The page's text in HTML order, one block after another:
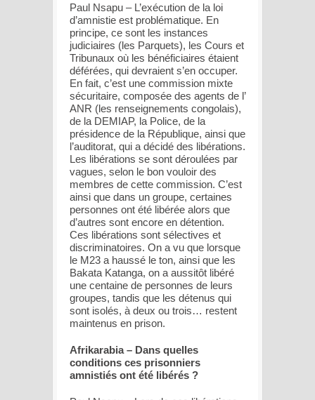
Paul Nsapu – L’exécution de la loi
d’amnistie est problématique. En
principe, ce sont les instances
judiciaires (les Parquets), les Cours et
Tribunaux où les bénéficiaires étaient
déférées, qui devraient s’en occuper.
En fait, c’est une commission mixte
sécuritaire, composée des agents de l’
ANR (les renseignements congolais),
de la DEMIAP, la Police, de la
présidence de la République, ainsi que
l’auditorat, qui a décidé des libérations.
Les libérations se sont déroulées par
vagues, selon le bon vouloir des
membres de cette commission. C’est
ainsi que dans un groupe, certaines
personnes ont été libérée alors que
d’autres sont encore en détention.
Ces libérations sont sélectives et
discriminatoires. On a vu que lorsque
le M23 a haussé le ton, ainsi que les
Bakata Katanga, on a aussitôt libéré
une centaine de personnes de leurs
groupes, tandis que les détenus qui
sont isolés, à deux ou trois… restent
maintenus en prison.
Afrikarabia – Dans quelles
conditions ces prisonniers
amnistiés ont été libérés ?